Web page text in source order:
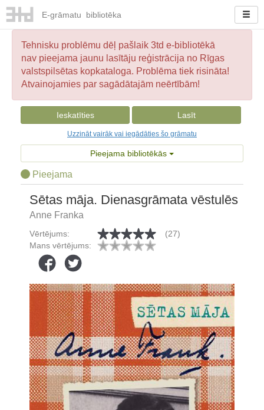
E-grāmatu bibliotēka
Tehnisku problēmu dēļ pašlaik 3td e-bibliotēkā
nav pieejama jaunu lasītāju reģistrācija no Rīgas
valstspilsētas kopkataloga. Problēma tiek risināta!
Atvainojamies par sagādātajām neērtībām!
Ieskatīties Lasīt
Uzzināt vairāk vai iegādāties šo grāmatu
Pieejama bibliotēkās
Pieejama
Sētas māja. Dienasgrāmata vēstulēs
Anne Franka
Vērtējums:
(27)
Mans vērtējums: